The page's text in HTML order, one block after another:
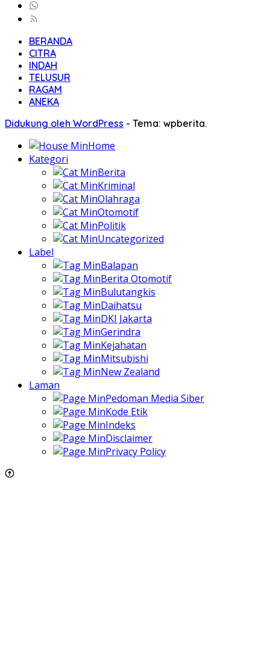
BERANDA
CITRA
INDAH
TELUSUR
RAGAM
ANEKA
Didukung oleh WordPress - Tema: wpberita.
Home
Kategori
Berita
Kriminal
Olahraga
Otomotif
Politik
Uncategorized
Label
Balapan
Berita Otomotif
Bulutangkis
Daihatsu
DKI Jakarta
Gerindra
Kejahatan
Mitsubishi
New Zealand
Laman
Pedoman Media Siber
Kode Etik
Indeks
Disclaimer
Privacy Policy